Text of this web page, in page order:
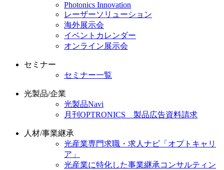
Photonics Innovation
レーザーソリューション
海外展示会
イベントカレンダー
オンライン展示会
セミナー
セミナー一覧
光製品/企業
光製品Navi
月刊OPTRONICS 製品広告資料請求
人材/事業継承
光産業専門求職・求人ナビ「オプトキャリ
ア」
光産業に特化した事業継承コンサルティン